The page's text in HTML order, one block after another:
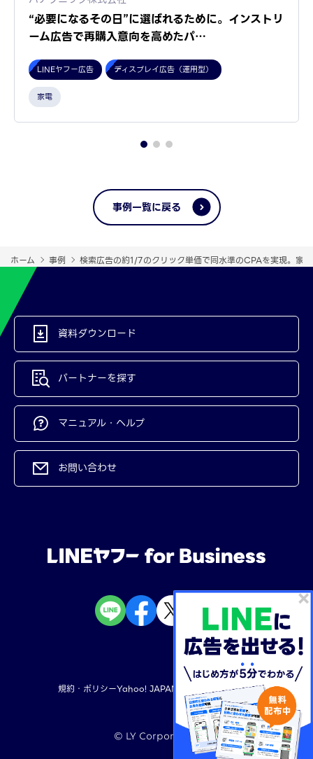
“必要になるその日”に選ばれるために。インストリ
ーム広告で再購入意向を高めたパ…
LINEヤフー広告 ディスプレイ広告（運用型）
家電
事例一覧に戻る
ホーム 事例 検索広告の約1/7のクリック単価で同水準のCPAを実現。家
資料ダウンロード
パートナーを探す
マニュアル・ヘルプ
お問い合わせ
TOP
規約・ポリシーYahoo! JAPAN LINEヤフー株式会社
©︎ LY Corporation